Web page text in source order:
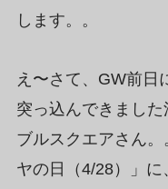
します。。
え〜さて、GW前日
突っ込んできまし
ブルスクエアさん
ヤの日（4/28）」に